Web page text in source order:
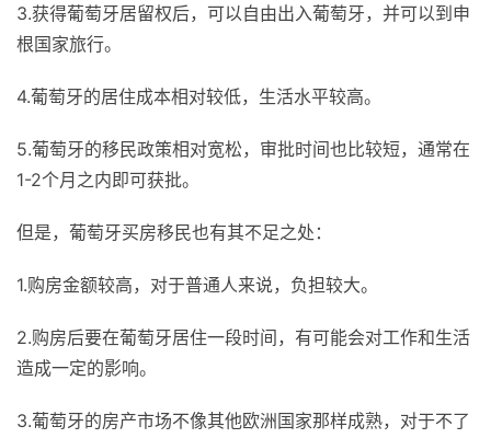
3.获得葡萄牙居留权后，可以自由出入葡萄牙，并可以到申
根国家旅行。
4.葡萄牙的居住成本相对较低，生活水平较高。
5.葡萄牙的移民政策相对宽松，审批时间也比较短，通常在
1-2个月之内即可获批。
但是，葡萄牙买房移民也有其不足之处：
1.购房金额较高，对于普通人来说，负担较大。
2.购房后要在葡萄牙居住一段时间，有可能会对工作和生活
造成一定的影响。
3.葡萄牙的房产市场不像其他欧洲国家那样成熟，对于不了